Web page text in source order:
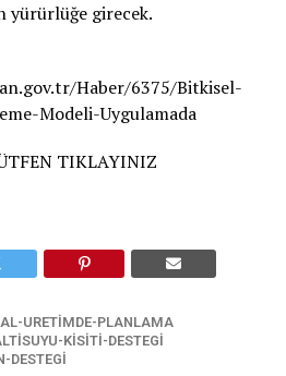
yürürlüğe girecek.
Haber/6375/Bitkisel-
Modeli-Uygulamada
TIKLAYINIZ
URETIMDE-PLANLAMA
KISITI-DESTEGI
DESTEGI